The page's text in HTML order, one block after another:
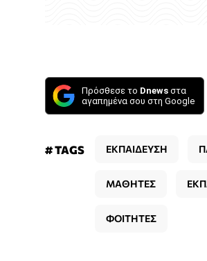
Πρόσθεσε το Dnews στα
αγαπημένα σου στη Google
# TAGS ΕΚΠΑΙΔΕΥΣΗ
ΜΑΘΗΤΕΣ
ΦΟΙΤΗΤΕΣ